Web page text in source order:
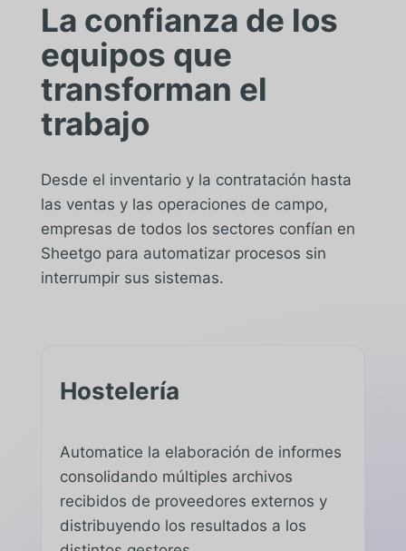
La confianza de los
equipos que
transforman el
trabajo
Desde el inventario y la contratación hasta
las ventas y las operaciones de campo,
empresas de todos los sectores confían en
Sheetgo para automatizar procesos sin
interrumpir sus sistemas.
Hostelería
Automatice la elaboración de informes
consolidando múltiples archivos
recibidos de proveedores externos y
distribuyendo los resultados a los